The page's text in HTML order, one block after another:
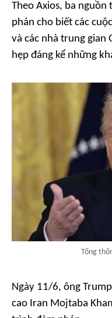
Theo Axios, ba
phán cho biết các
và các nhà trung gian
hẹp đáng kể những
Tổng
Ngày 11/6, ông
cao Iran Mojtaba